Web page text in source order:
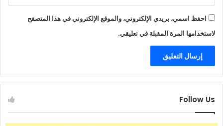
احفظ اسمي، بريدي الإلكتروني، والموقع الإلكتروني في هذا المتصفح
لاستخدامها المرة المقبلة في تعليقي.
Follow Us